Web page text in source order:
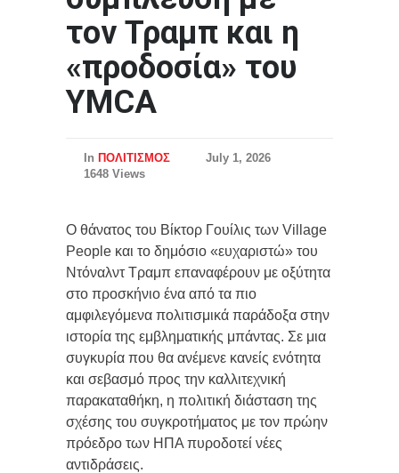
τον Τραμπ και η
«προδοσία» του
YMCA
In ΠΟΛΙΤΙΣΜΟΣ
July 1, 2026
1648 Views
Ο θάνατος του Βίκτορ Γουίλις των Village
People και το δημόσιο «ευχαριστώ» του
Ντόναλντ Τραμπ επαναφέρουν με οξύτητα
στο προσκήνιο ένα από τα πιο
αμφιλεγόμενα πολιτισμικά παράδοξα στην
ιστορία της εμβληματικής μπάντας. Σε μια
συγκυρία που θα ανέμενε κανείς ενότητα
και σεβασμό προς την καλλιτεχνική
παρακαταθήκη, η πολιτική διάσταση της
σχέσης του συγκροτήματος με τον πρώην
πρόεδρο των ΗΠΑ πυροδοτεί νέες
αντιδράσεις.